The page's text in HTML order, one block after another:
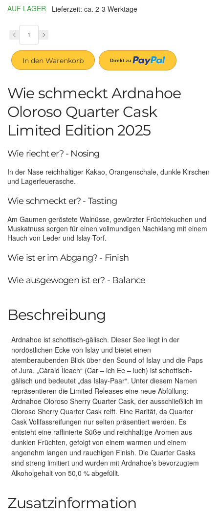
AUF LAGER Lieferzeit: ca. 2-3 Werktage
In den Warenkorb
Wie schmeckt Ardnahoe
Oloroso Quarter Cask
Limited Edition 2025
Wie riecht er? - Nosing
In der Nase reichhaltiger Kakao, Orangenschale, dunkle Kirschen
und Lagerfeuerasche.
Wie schmeckt er? - Tasting
Am Gaumen geröstete Walnüsse, gewürzter Früchtekuchen und
Muskatnuss sorgen für einen vollmundigen Nachklang mit einem
Hauch von Leder und Islay-Torf.
Wie ist er im Abgang? - Finish
Wie ausgewogen ist er? - Balance
Beschreibung
Ardnahoe ist schottisch-gälisch. Dieser See liegt in der
nordöstlichen Ecke von Islay und bietet einen
atemberaubenden Blick über den Sound of Islay und die Paps
of Jura. „Càraid Ìleach“ (Car – ich Ee – luch) ist schottisch-
gälisch und bedeutet „das Islay-Paar“. Unter diesem Namen
repräsentieren die Limited Releases eine neue Abfüllung:
Ardnahoe Oloroso Sherry Quarter Cask, der ausschließlich im
Oloroso Sherry Quarter Cask reift. Eine Rarität, da Quarter
Cask Vollfassreifungen nur selten präsentiert werden. Es
entsteht eine raffinierte Süße und reichhaltige Aromen aus
dunklen Früchten, gefolgt von einem warmen und einem
angenehm langen und rauchigen Finish. Die Quarter Casks
sind streng limitiert und wurden mit Ardnahoe’s bevorzugtem
Alkoholgehalt von 50,0 % abgefüllt.
Zusatzinformation